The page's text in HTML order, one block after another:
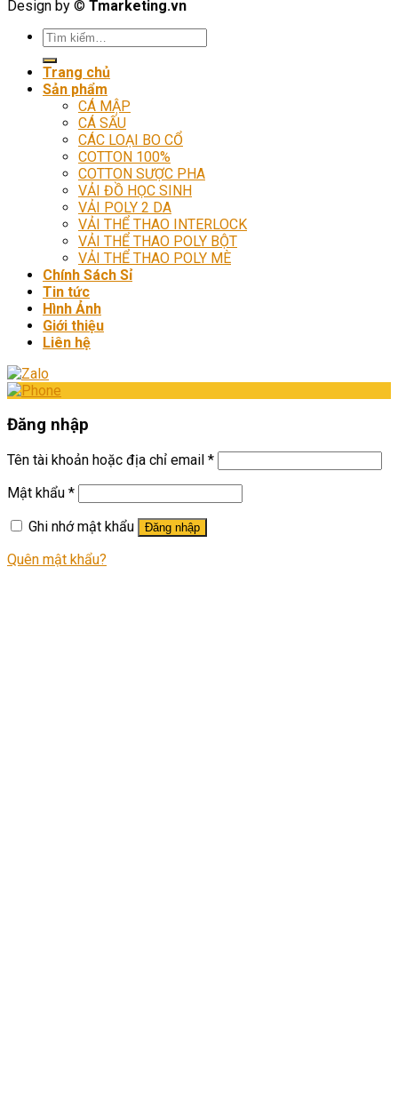
Design by © Tmarketing.vn
Tìm
kiếm:
Trang chủ
Sản phẩm
CÁ MẬP
CÁ SẤU
CÁC LOẠI BO CỔ
COTTON 100%
COTTON SƯỢC PHA
VẢI ĐỒ HỌC SINH
VẢI POLY 2 DA
VẢI THỂ THAO INTERLOCK
VẢI THỂ THAO POLY BỘT
VẢI THỂ THAO POLY MÈ
Chính Sách Sỉ
Tin tức
Hình Ảnh
Giới thiệu
Liên hệ
Đăng nhập
Tên tài khoản hoặc địa chỉ email *
Mật khẩu *
Ghi nhớ mật khẩu
Đăng nhập
Quên mật khẩu?